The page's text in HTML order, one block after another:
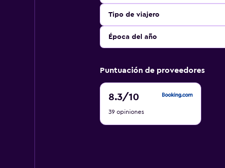
Tipo de viajero
Época del año
Puntuación de proveedores
8.3/10
8.3
10
39 opiniones